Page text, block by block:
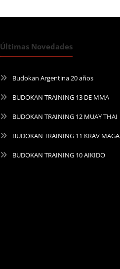
Últimas Novedades
Budokan Argentina 20 años
BUDOKAN TRAINING 13 DE MMA
BUDOKAN TRAINING 12 MUAY THAI
BUDOKAN TRAINING 11 KRAV MAGA
BUDOKAN TRAINING 10 AIKIDO